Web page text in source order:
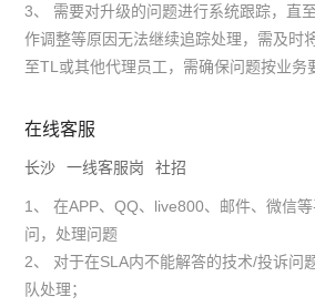
3、 需要对升级的问题进行系统跟踪，直
作调整等原因无法继续追踪处理，需及时
至TL或其他代理员工，需确保问题按业务
在线客服
长沙 一线客服岗 社招
1、 在APP、QQ、live800、邮件、微信
问，处理问题
2、 对于在SLA内不能解答的技术/投诉问
队处理；